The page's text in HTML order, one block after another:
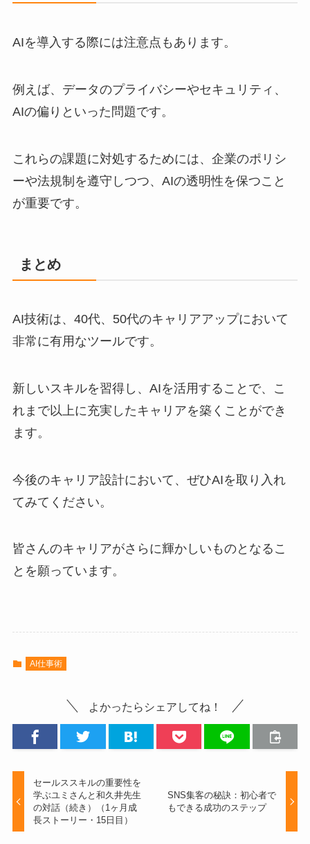
AIを導入する際には注意点もあります。
例えば、データのプライバシーやセキュリティ、
AIの偏りといった問題です。
これらの課題に対処するためには、企業のポリシ
ーや法規制を遵守しつつ、AIの透明性を保つこと
が重要です。
まとめ
AI技術は、40代、50代のキャリアアップにおいて
非常に有用なツールです。
新しいスキルを習得し、AIを活用することで、こ
れまで以上に充実したキャリアを築くことができ
ます。
今後のキャリア設計において、ぜひAIを取り入れ
てみてください。
皆さんのキャリアがさらに輝かしいものとなるこ
とを願っています。
AI仕事術
よかったらシェアしてね！
セールススキルの重要性を
学ぶユミさんと和久井先生
の対話（続き）（1ヶ月成
長ストーリー・15日目）
SNS集客の秘訣：初心者で
もできる成功のステップ